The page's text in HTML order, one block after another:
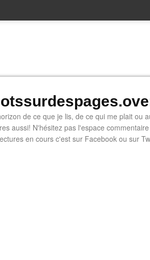
de ce que je lis, de ce qui me plait ou
aussi! N'hésitez pas l'espace
en cours c'est sur Facebook ou sur